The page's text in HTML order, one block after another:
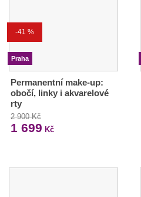
-41 %
Praha
Permanentní make-up:
obočí, linky i akvarelové
rty
2 900 Kč
1 699 Kč